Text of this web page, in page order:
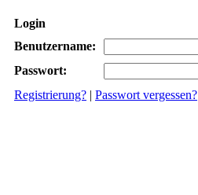
Login
Benutzername:
Passwort:
Registrierung? | Passwort vergessen?